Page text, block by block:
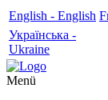
English - English
Українська -
Ukraine
Menü